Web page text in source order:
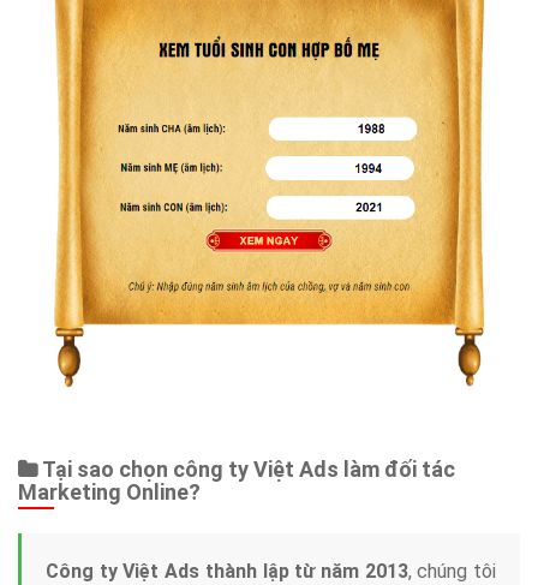
Tại sao chọn công ty Việt Ads làm đối tác
Marketing Online?
Công ty Việt Ads thành lập từ năm 2013, chúng tôi